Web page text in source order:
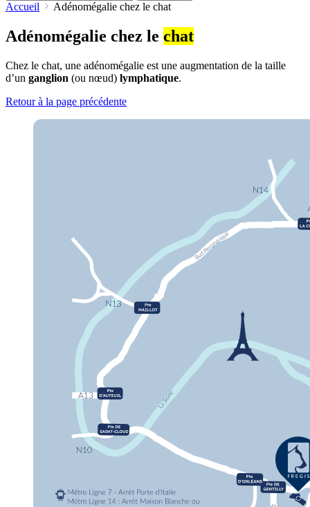
Accueil Adénomégalie chez le chat
Adénomégalie chez le chat
Chez le chat, une adénomégalie est une augmentation de la taille
d’un ganglion (ou nœud) lymphatique.
Retour à la page précédente